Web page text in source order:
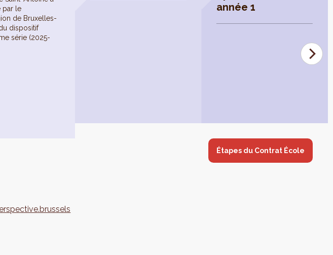
par le
de Bruxelles-
dispositif
série (2025-
année 1
Étapes du Contrat École